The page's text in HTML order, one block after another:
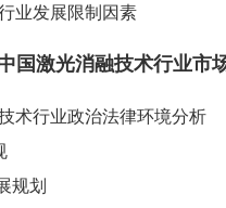
业发展限制因素
国激光消融技术行业市
术行业政治法律环境分析
规划